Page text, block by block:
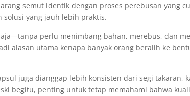
semut identik dengan proses perebusan yang
solusi yang jauh lebih praktis.
perlu menimbang bahan, merebus, dan
alasan utama kenapa banyak orang beralih ke
juga dianggap lebih konsisten dari segi takaran,
begitu, penting untuk tetap memahami bahwa